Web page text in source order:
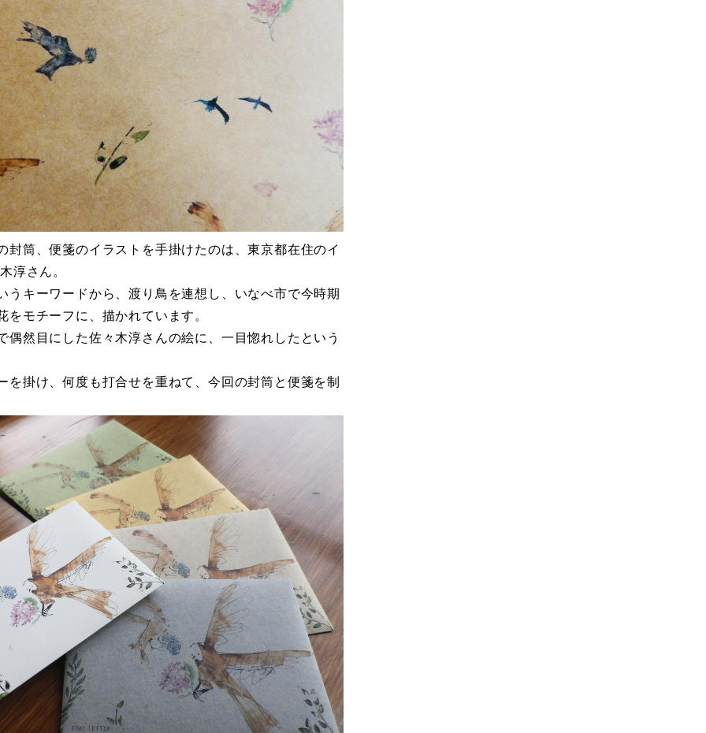
封筒、便箋のイラストを手掛けたのは、東京都在住のイ
淳さん。
うキーワードから、渡り鳥を連想し、いなべ市で今時期
をモチーフに、描かれています。
偶然目にした佐々木淳さんの絵に、一目惚れしたという
を掛け、何度も打合せを重ねて、今回の封筒と便箋を制